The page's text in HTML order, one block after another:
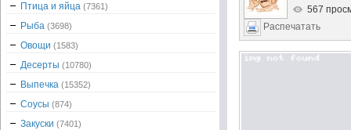
567
Распечатать
Птица и яйца (7361)
Рыба (3698)
Овощи (1583)
Десерты (10780)
Выпечка (15352)
Соусы (874)
Закуски (7401)